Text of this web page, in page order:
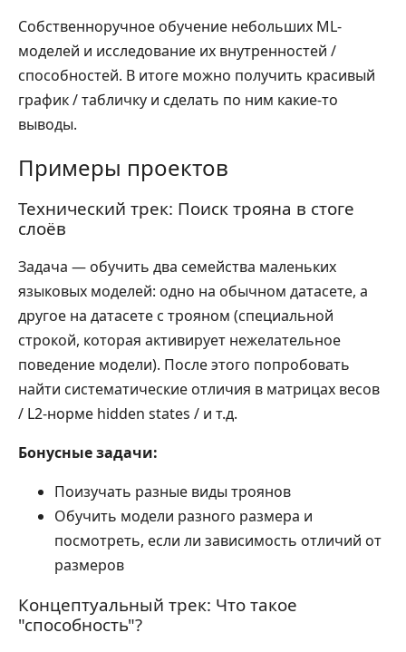
Собственноручное обучение небольших ML-
моделей и исследование их внутренностей /
способностей. В итоге можно получить красивый
график / табличку и сделать по ним какие-то
выводы.
Примеры проектов
Технический трек: Поиск трояна в стоге
слоёв
Задача — обучить два семейства маленьких
языковых моделей: одно на обычном датасете, а
другое на датасете с трояном (специальной
строкой, которая активирует нежелательное
поведение модели). После этого попробовать
найти систематические отличия в матрицах весов
/ L2-норме hidden states / и т.д.
Бонусные задачи:
Поизучать разные виды троянов
Обучить модели разного размера и
посмотреть, если ли зависимость отличий от
размеров
Концептуальный трек: Что такое
"способность"?